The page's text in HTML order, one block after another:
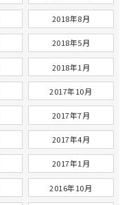
2018年8月
2018年5月
2018年1月
2017年10月
2017年7月
2017年4月
2017年1月
2016年10月